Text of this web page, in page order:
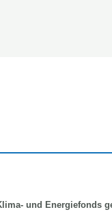
und Energiefonds